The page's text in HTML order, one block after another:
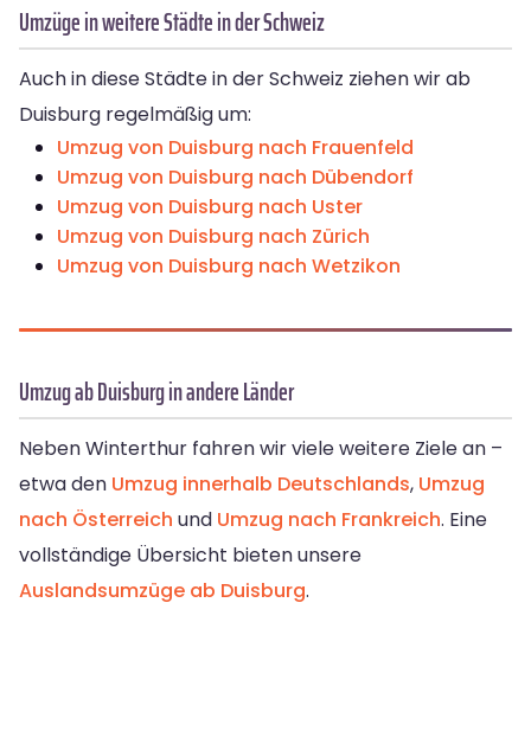
Umzüge in weitere Städte in der Schweiz
Auch in diese Städte in der Schweiz ziehen wir ab
Duisburg regelmäßig um:
Umzug von Duisburg nach Frauenfeld
Umzug von Duisburg nach Dübendorf
Umzug von Duisburg nach Uster
Umzug von Duisburg nach Zürich
Umzug von Duisburg nach Wetzikon
Umzug ab Duisburg in andere Länder
Neben Winterthur fahren wir viele weitere Ziele an –
etwa den Umzug innerhalb Deutschlands, Umzug
nach Österreich und Umzug nach Frankreich. Eine
vollständige Übersicht bieten unsere
Auslandsumzüge ab Duisburg.